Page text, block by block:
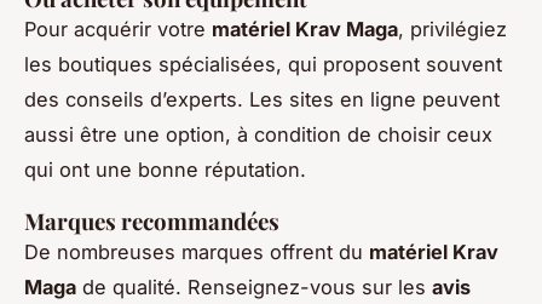
Pour acquérir votre matériel Krav Maga, privilégiez
les boutiques spécialisées, qui proposent souvent
des conseils d’experts. Les sites en ligne peuvent
aussi être une option, à condition de choisir ceux
qui ont une bonne réputation.
Marques recommandées
De nombreuses marques offrent du matériel Krav
Maga de qualité. Renseignez-vous sur les avis